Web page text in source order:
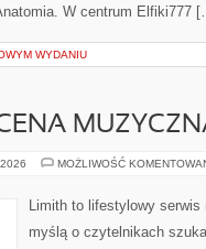
W centrum Elfiki777
WYDANIU
MOŻLIWOŚĆ
Limith to lifestylowy
myślą o czytelnikach